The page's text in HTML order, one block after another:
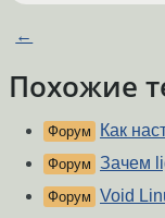
←
Похожие
Форум Как
Форум Зачем
Форум Void